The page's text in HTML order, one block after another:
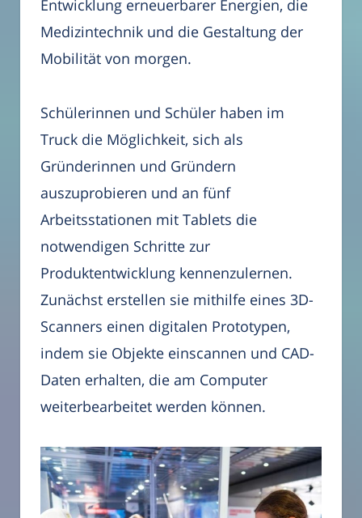
Entwicklung erneuerbarer Energien, die
Medizintechnik und die Gestaltung der
Mobilität von morgen.
Schülerinnen und Schüler haben im
Truck die Möglichkeit, sich als
Gründerinnen und Gründern
auszuprobieren und an fünf
Arbeitsstationen mit Tablets die
notwendigen Schritte zur
Produktentwicklung kennenzulernen.
Zunächst erstellen sie mithilfe eines 3D-
Scanners einen digitalen Prototypen,
indem sie Objekte einscannen und CAD-
Daten erhalten, die am Computer
weiterbearbeitet werden können.